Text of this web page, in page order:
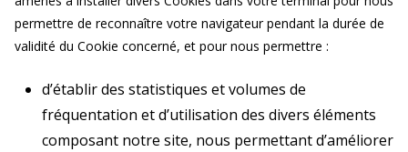
permettre de reconnaître votre navigateur pendant la durée de
validité du Cookie concerné, et pour nous permettre :
d’établir des statistiques et volumes de
fréquentation et d’utilisation des divers éléments
composant notre site, nous permettant d’améliorer